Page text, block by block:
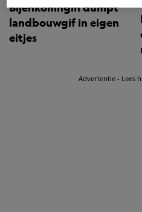
Bijenkoningin dumpt
landbouwgif in eigen
eitjes
Advertentie - Lees